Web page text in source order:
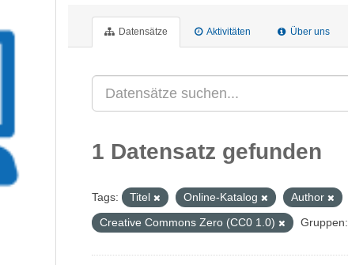
Datensätze Aktivitäten Über uns
1 Datensatz gefunden
Tags: Titel Online-Katalog Author
Creative Commons Zero (CC0 1.0)
Gruppen: